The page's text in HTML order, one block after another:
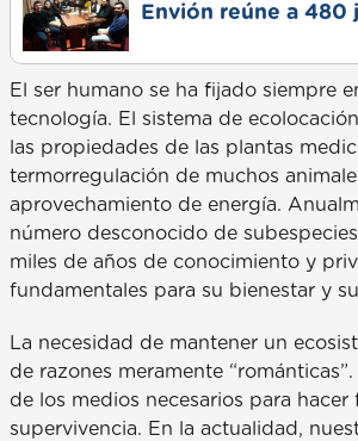
Envión reúne a 480
El ser humano se ha fijado siempre
tecnología. El sistema de
las propiedades de las plantas
termorregulación de muchos
aprovechamiento de energía.
número desconocido de
miles de años de conocimiento y
fundamentales para su bienestar y
La necesidad de mantener un
de razones meramente
de los medios necesarios para
supervivencia. En la actualidad,